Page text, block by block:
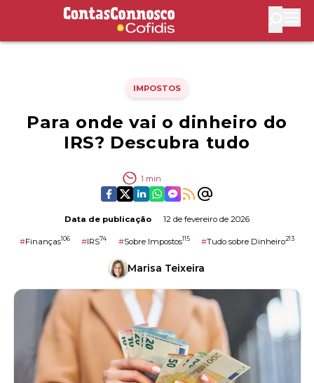
Contas Connosco by Cofidis
IMPOSTOS
Para onde vai o dinheiro do
IRS? Descubra tudo
1 min
Data de publicação 12 de fevereiro de 2026
#Finanças106 #IRS74 #Sobre Impostos115 #Tudo sobre Dinheiro213
Marisa Teixeira